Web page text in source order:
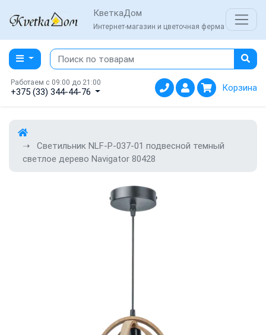
КветкаДом
Интернет-магазин и цветочная ферма
Работаем с 09:00 до 21:00
+375 (33) 344-44-76 Корзина
Светильник NLF-P-037-01 подвесной темный
светлое дерево Navigator 80428